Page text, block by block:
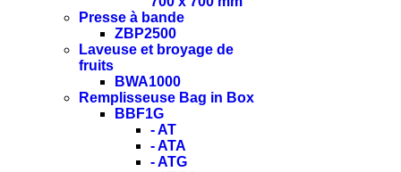
Presse à bande
ZBP2500
Laveuse et broyage de
fruits
BWA1000
Remplisseuse Bag in Box
BBF1G
- AT
- ATA
- ATG